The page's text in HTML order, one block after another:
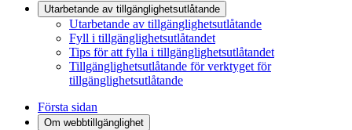
Utarbetande av tillgänglighets­utlåtande
Utarbetande av tillgänglighetsutlåtande
Fyll i tillgänglighetsutlåtandet
Tips för att fylla i tillgänglighetsutlåtandet
Tillgänglighetsutlåtande för verktyget för
tillgänglighetsutlåtande
Första sidan
Om webbtillgänglighet